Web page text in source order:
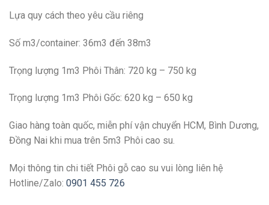
Lựa quy cách theo yêu cầu riêng
Số m3/container: 36m3 đến 38m3
Trọng lượng 1m3 Phôi Thân: 720 kg – 750 kg
Trọng lượng 1m3 Phôi Gốc: 620 kg – 650 kg
Giao hàng toàn quốc, miễn phí vận chuyển HCM, Bình Dương,
Đồng Nai khi mua trên 5m3 Phôi cao su.
Mọi thông tin chi tiết Phôi gỗ cao su vui lòng liên hệ
Hotline/Zalo: 0901 455 726